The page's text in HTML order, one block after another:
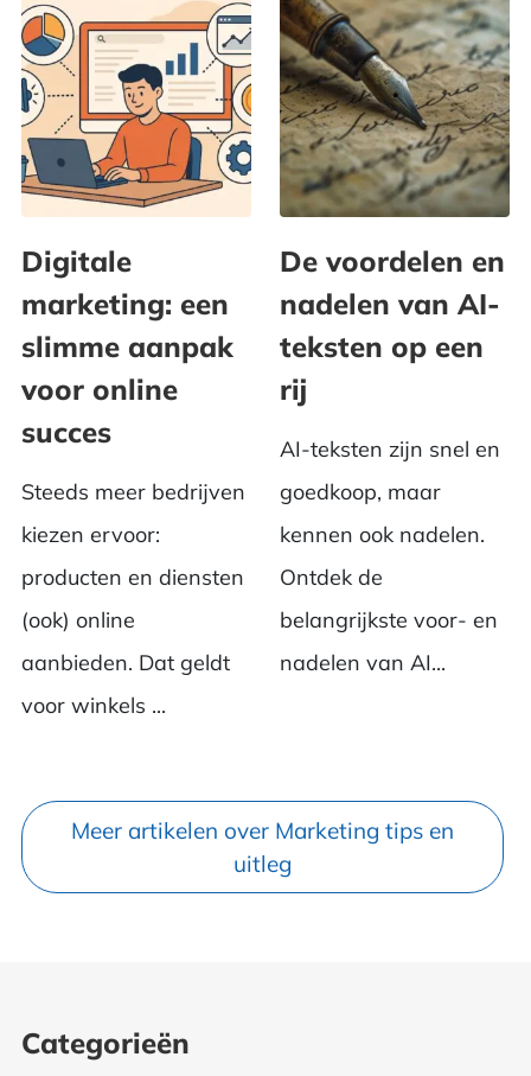
Digitale
marketing: een
slimme aanpak
voor online
succes
Steeds meer bedrijven
kiezen ervoor:
producten en diensten
(ook) online
aanbieden. Dat geldt
voor winkels ...
De voordelen en
nadelen van AI-
teksten op een
rij
AI-teksten zijn snel en
goedkoop, maar
kennen ook nadelen.
Ontdek de
belangrijkste voor- en
nadelen van AI...
Meer artikelen over Marketing tips en
uitleg
Categorieën